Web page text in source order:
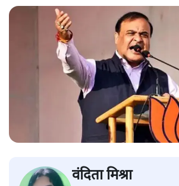
वंदिता मिश्रा